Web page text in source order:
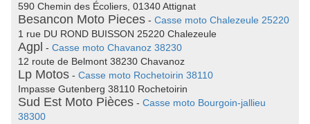
590 Chemin des Écoliers, 01340 Attignat
Besancon Moto Pieces - Casse moto Chalezeule 25220
1 rue DU ROND BUISSON 25220 Chalezeule
Agpl - Casse moto Chavanoz 38230
12 route de Belmont 38230 Chavanoz
Lp Motos - Casse moto Rochetoirin 38110
Impasse Gutenberg 38110 Rochetoirin
Sud Est Moto Pièces - Casse moto Bourgoin-jallieu
38300